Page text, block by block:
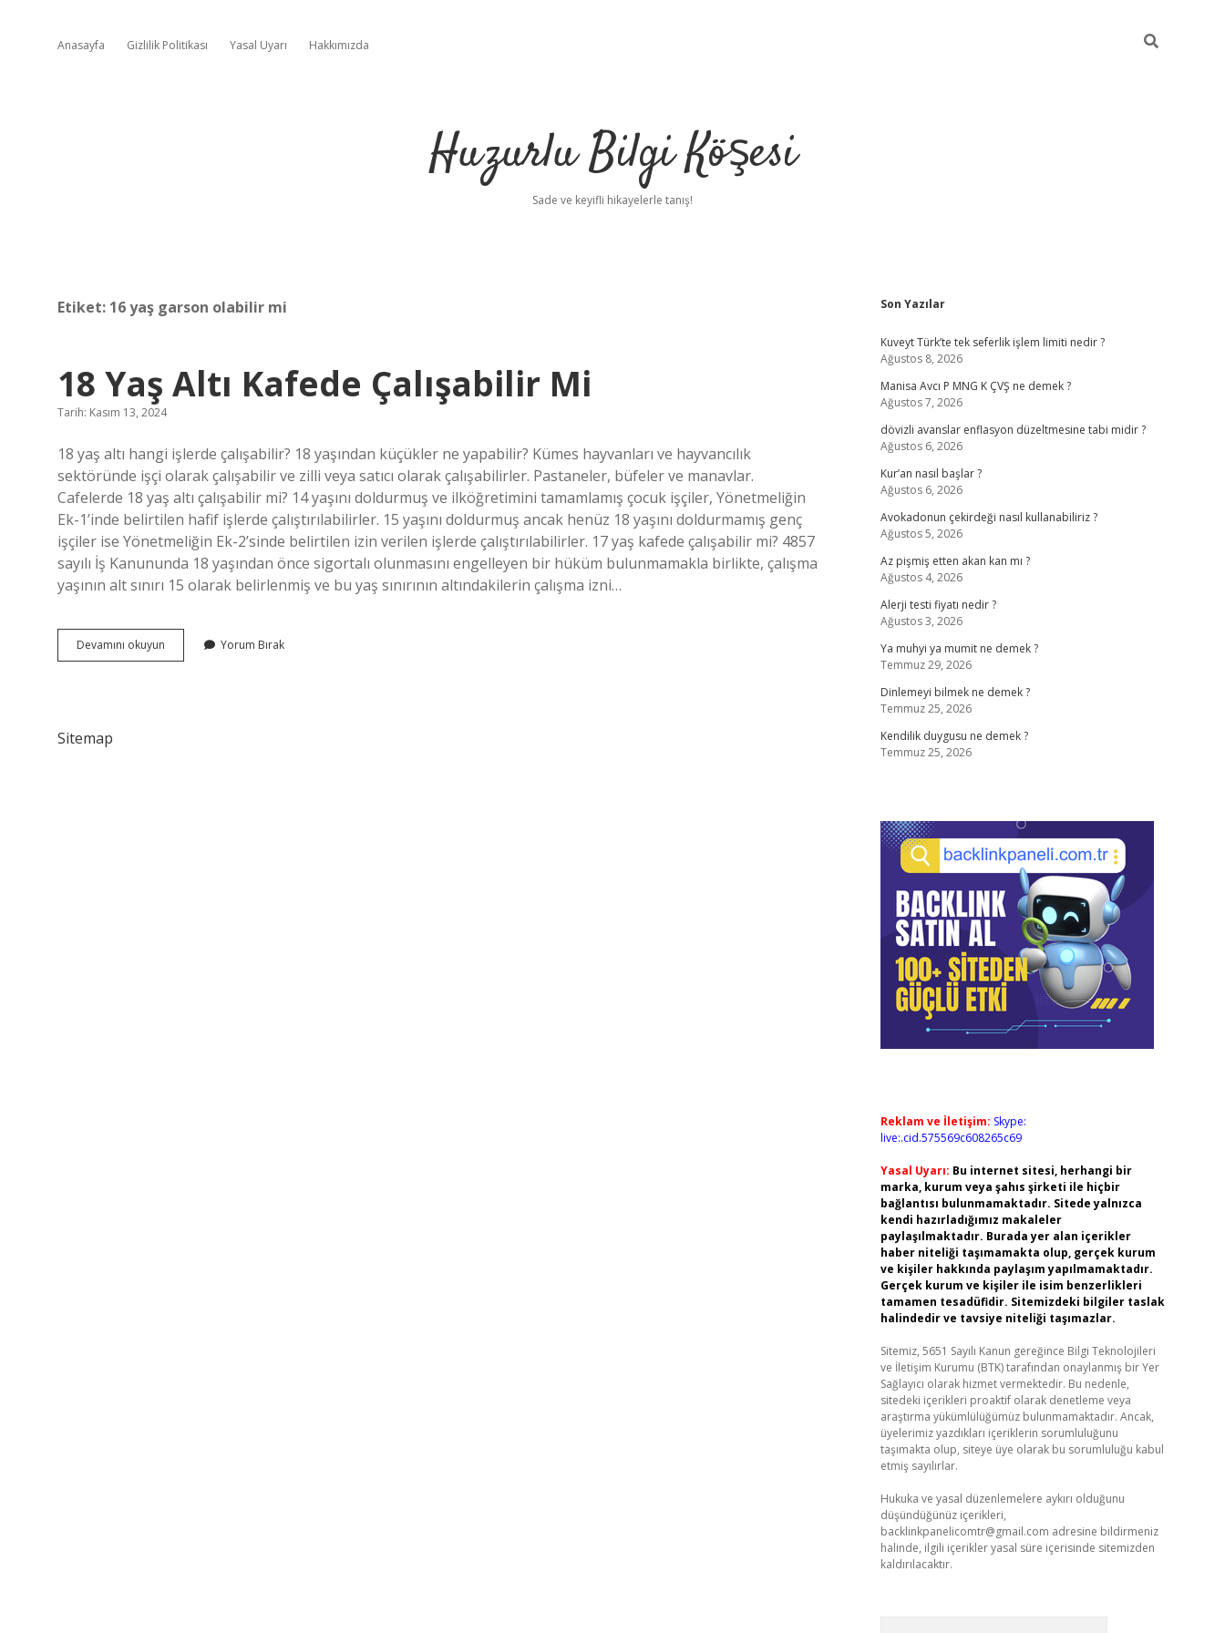
Anasayfa Gizlilik Politikası Yasal Uyarı Hakkımızda
Huzurlu Bilgi Köşesi
Sade ve keyifli hikayelerle tanış!
Etiket: 16 yaş garson olabilir mi
18 Yaş Altı Kafede Çalışabilir Mi
Tarih: Kasım 13, 2024
18 yaş altı hangi işlerde çalışabilir? 18 yaşından küçükler ne yapabilir? Kümes hayvanları ve hayvancılık
sektöründe işçi olarak çalışabilir ve zilli veya satıcı olarak çalışabilirler. Pastaneler, büfeler ve manavlar.
Cafelerde 18 yaş altı çalışabilir mi? 14 yaşını doldurmuş ve ilköğretimini tamamlamış çocuk işçiler, Yönetmeliğin
Ek-1’inde belirtilen hafif işlerde çalıştırılabilirler. 15 yaşını doldurmuş ancak henüz 18 yaşını doldurmamış genç
işçiler ise Yönetmeliğin Ek-2’sinde belirtilen izin verilen işlerde çalıştırılabilirler. 17 yaş kafede çalışabilir mi? 4857
sayılı İş Kanununda 18 yaşından önce sigortalı olunmasını engelleyen bir hüküm bulunmamakla birlikte, çalışma
yaşının alt sınırı 15 olarak belirlenmiş ve bu yaş sınırının altındakilerin çalışma izni…
Devamını okuyun
Yaş
Yorum Bırak
Sitemap
Sidebar
Son Yazılar
Kuveyt Türk’te tek seferlik işlem limiti nedir ?
Ağustos 8, 2026
Manisa Avcı P MNG K ÇVŞ ne demek ?
Ağustos 7, 2026
dövizli avanslar enflasyon düzeltmesine tabi midir ?
Ağustos 6, 2026
Kur’an nasıl başlar ?
Ağustos 6, 2026
Avokadonun çekirdeği nasıl kullanabiliriz ?
Ağustos 5, 2026
Az pişmiş etten akan kan mı ?
Ağustos 4, 2026
Alerji testi fiyatı nedir ?
Ağustos 3, 2026
Ya muhyi ya mumit ne demek ?
Temmuz 29, 2026
Dinlemeyi bilmek ne demek ?
Temmuz 25, 2026
Kendilik duygusu ne demek ?
Temmuz 25, 2026
Reklam ve İletişim: Skype:
live:.cid.575569c608265c69
Yasal Uyarı: Bu internet sitesi, herhangi bir
marka, kurum veya şahıs şirketi ile hiçbir
bağlantısı bulunmamaktadır. Sitede yalnızca
kendi hazırladığımız makaleler
paylaşılmaktadır. Burada yer alan içerikler
haber niteliği taşımamakta olup, gerçek kurum
ve kişiler hakkında paylaşım yapılmamaktadır.
Gerçek kurum ve kişiler ile isim benzerlikleri
tamamen tesadüfidir. Sitemizdeki bilgiler taslak
halindedir ve tavsiye niteliği taşımazlar.
Sitemiz, 5651 Sayılı Kanun gereğince Bilgi Teknolojileri
ve İletişim Kurumu (BTK) tarafından onaylanmış bir Yer
Sağlayıcı olarak hizmet vermektedir. Bu nedenle,
sitedeki içerikleri proaktif olarak denetleme veya
araştırma yükümlülüğümüz bulunmamaktadır. Ancak,
üyelerimiz yazdıkları içeriklerin sorumluluğunu
taşımakta olup, siteye üye olarak bu sorumluluğu kabul
etmiş sayılırlar.
Hukuka ve yasal düzenlemelere aykırı olduğunu
düşündüğünüz içerikleri,
backlinkpanelicomtr@gmail.com adresine bildirmeniz
halinde, ilgili içerikler yasal süre içerisinde sitemizden
kaldırılacaktır.